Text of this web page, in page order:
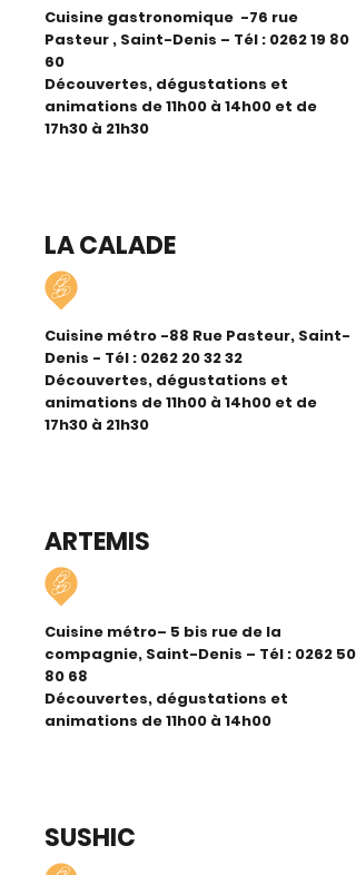
Cuisine gastronomique -76 rue
Pasteur , Saint-Denis – Tél : 0262 19 80
60
Découvertes, dégustations et
animations de 11h00 à 14h00 et de
17h30 à 21h30
LA CALADE
Cuisine métro -88 Rue Pasteur, Saint-
Denis - Tél : 0262 20 32 32
Découvertes, dégustations et
animations de 11h00 à 14h00 et de
17h30 à 21h30
ARTEMIS
Cuisine métro– 5 bis rue de la
compagnie, Saint-Denis – Tél : 0262 50
80 68
Découvertes, dégustations et
animations de 11h00 à 14h00
SUSHIC